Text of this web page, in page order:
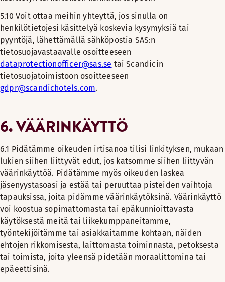
5.10 Voit ottaa meihin yhteyttä, jos sinulla on
henkilötietojesi käsittelyä koskevia kysymyksiä tai
pyyntöjä, lähettämällä sähköpostia SAS:n
tietosuojavastaavalle osoitteeseen
dataprotectionofficer@sas.se tai Scandicin
tietosuojatoimistoon osoitteeseen
gdpr@scandichotels.com.
6. VÄÄRINKÄYTTÖ
6.1 Pidätämme oikeuden irtisanoa tilisi linkityksen, mukaan
lukien siihen liittyvät edut, jos katsomme siihen liittyvän
väärinkäyttöä. Pidätämme myös oikeuden laskea
jäsenyystasoasi ja estää tai peruuttaa pisteiden vaihtoja
tapauksissa, joita pidämme väärinkäytöksinä. Väärinkäyttö
voi koostua sopimattomasta tai epäkunnioittavasta
käytöksestä meitä tai liikekumppaneitamme,
työntekijöitämme tai asiakkaitamme kohtaan, näiden
ehtojen rikkomisesta, laittomasta toiminnasta, petoksesta
tai toimista, joita yleensä pidetään moraalittomina tai
epäeettisinä.